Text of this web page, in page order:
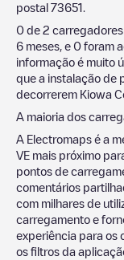
postal 73651
0 de 2
6 meses, e 0 foram
informação é muito
que a instalação de
decorrerem Kiowa
A maioria dos
A Electromaps é a
VE mais próximo
pontos de
comentários
com milhares de
carregamento e
experiência para os
os filtros da